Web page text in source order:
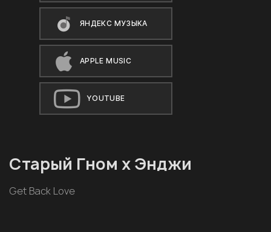
ЯНДЕКС МУЗЫКА
APPLE MUSIC
YOUTUBE
Старый Гном х Энджи
Get Back Love